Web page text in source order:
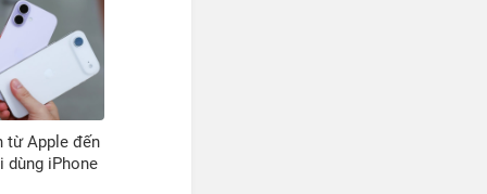
từ Apple đến
dùng iPhone